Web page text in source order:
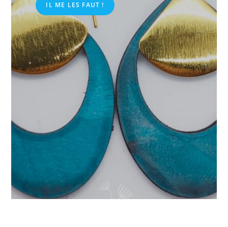
IL ME LES FAUT !